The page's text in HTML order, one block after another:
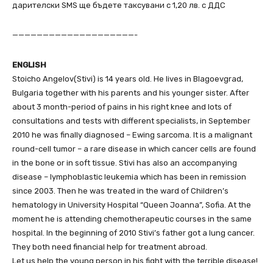
дарителски SMS ще бъдете таксувани с 1,20 лв. с ДДС
————————————————————-
ENGLISH
Stoicho Angelov(Stivi) is 14 years old. He lives in Blagoevgrad,
Bulgaria together with his parents and his younger sister. After
about 3 month-period of pains in his right knee and lots of
consultations and tests with different specialists, in September
2010 he was finally diagnosed – Ewing sarcoma. It is a malignant
round-cell tumor – a rare disease in which cancer cells are found
in the bone or in soft tissue. Stivi has also an accompanying
disease – lymphoblastic leukemia which has been in remission
since 2003. Then he was treated in the ward of Children’s
hematology in University Hospital “Queen Joanna”, Sofia. At the
moment he is attending chemotherapeutic courses in the same
hospital. In the beginning of 2010 Stivi’s father got a lung cancer.
They both need financial help for treatment abroad.
Let us help the young person in his fight with the terrible disease!